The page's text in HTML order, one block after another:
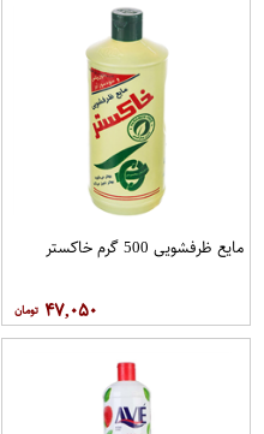
مایع ظرفشویی 500 گرم خاکستر
۴۷,۰۵۰